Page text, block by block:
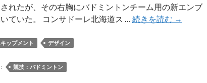
れたが、その右胸にバドミントンチーム用の新エンブ
ていた。 コンサドーレ北海道ス … 続きを読む 北
→
ップメント デザイン
競技：バドミントン